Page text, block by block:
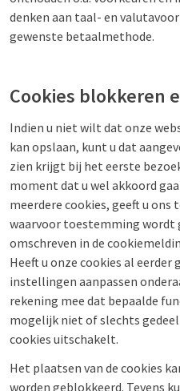
denken aan taal- en
gewenste betaalmethode.
Cookies blokkeren
Indien u niet wilt dat onze
kan opslaan, kunt u dat
zien krijgt bij het eerste
moment dat u wel akkoord
meerdere cookies, geeft u
waarvoor toestemming wordt
omschreven in de
Heeft u onze cookies al eerder
instellingen aanpassen
rekening mee dat bepaalde
mogelijk niet of slechts
cookies uitschakelt.
Het plaatsen van de cookies
worden geblokkeerd. Tevens